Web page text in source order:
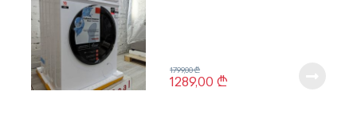
1289,00 ₾
1799,00₾